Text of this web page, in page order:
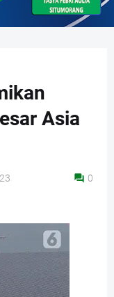
Asia
0